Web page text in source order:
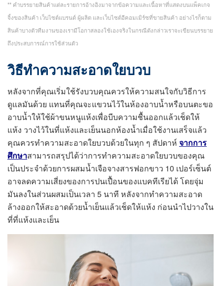
** คำบรรยายสินค้าแต่ละรายการอ้างอิงมาจากข้อความและเนื้อหาที่แสดงบนแพ็คเกจ
จิ้งของสินค้า เว็บไซต์แบรนด์ ผู้ผลิต และเว็บไซต์อีคอมเมิร์ซที่ขายสินค้า อย่างไรก็ตาม
สินค้าบางตัวทีมงานของเรามีโอกาสลองใช้เองจริงในกรณีดังกล่าวเราจะเขียนบรรยาย
ถึงประสบการณ์การใช้ส่วนตัว
วิธีทำความสะอาดใยบวบ
หลังจากที่คุณเริ่มใช้รังบวบคุณควรให้ความสนใจกับวิธีการ
ดูแลมันด้วย แทนที่คุณจะแขวนไว้ในห้องอาบน้ำหรือบนตะขอ
อาบน้ำให้ใช้ผ้าขนหนูแห้งเพื่อบีบความชื้นออกแล้วเช็ดให้
แห้ง วางไว้ในที่แห้งและเย็นนอกห้องน้ำเมื่อใช้งานเสร็จแล้ว
คุณควรทำความสะอาดใยบวบด้วยในทุก ๆ สัปดาห์ จากการ
ศึกษาสามารถสรุปได้ว่าการทำความสะอาดใยบวบของคุณ
เป็นประจำด้วยการผสมน้ำเจือจางสารฟอกขาว 10 เปอร์เซ็นต์
อาจลดความเสี่ยงของการปนเปื้อนของแบคทีเรียได้ โดยจุ่ม
มันลงในส่วนผสมเป็นเวลา 5 นาที หลังจากทำความสะอาด
ล้างออกให้สะอาดด้วยน้ำเย็นแล้วเช็ดให้แห้ง ก่อนนำไปวางใน
ที่ที่แห้งและเย็น